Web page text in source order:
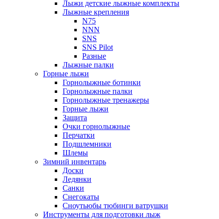
Лыжи детские лыжные комплекты
Лыжные крепления
N75
NNN
SNS
SNS Pilot
Разные
Лыжные палки
Горные лыжи
Горнoлыжные ботинки
Горнолыжные палки
Горнолыжные тренажеры
Горные лыжи
Защита
Очки горнолыжные
Перчатки
Подшлемники
Шлемы
Зимний инвентарь
Доски
Ледянки
Санки
Снегокаты
Сноутьюбы тюбинги ватрушки
Инструменты для подготовки лыж